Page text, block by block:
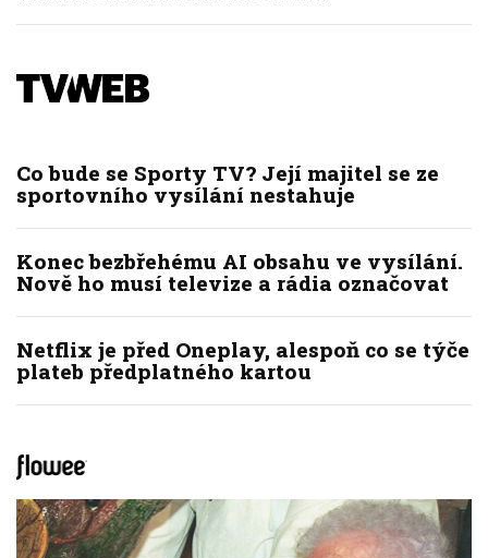
Co bude se Sporty TV? Její majitel se ze
sportovního vysílání nestahuje
Konec bezbřehému AI obsahu ve vysílání.
Nově ho musí televize a rádia označovat
Netflix je před Oneplay, alespoň co se týče
plateb předplatného kartou